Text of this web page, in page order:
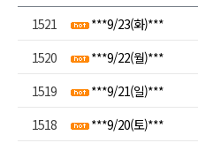
1521
***9/23(화)***
1520
***9/22(월)***
1519
***9/21(일)***
1518
***9/20(토)***